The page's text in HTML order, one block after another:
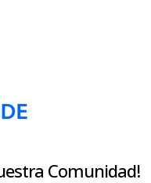
Comunidad!